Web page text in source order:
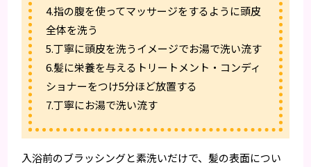
4.指の腹を使ってマッサージをするように頭皮
全体を洗う
5.丁寧に頭皮を洗うイメージでお湯で洗い流す
6.髪に栄養を与えるトリートメント・コンディ
ショナーをつけ5分ほど放置する
7.丁寧にお湯で洗い流す
入浴前のブラッシングと素洗いだけで、髪の表面につい